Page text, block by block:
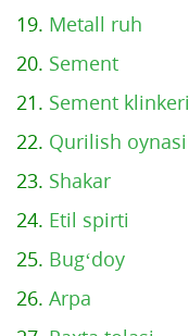
19. Metall ruh
20. Sement
21. Sement klinkeri
22. Qurilish oynasi
23. Shakar
24. Etil spirti
25. Bug‘doy
26. Arpa